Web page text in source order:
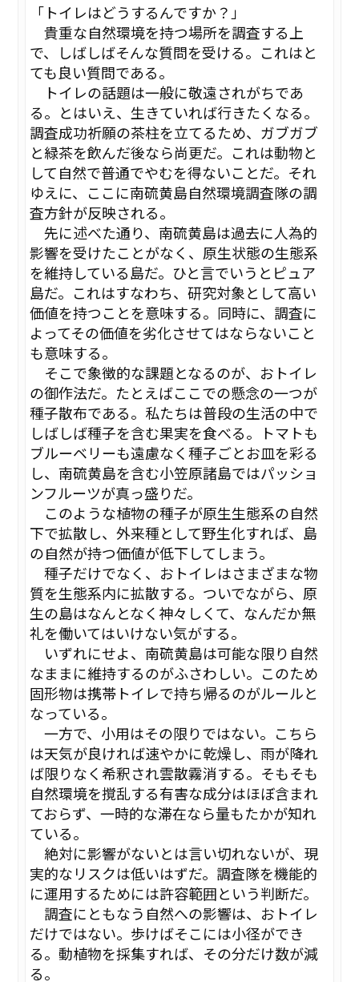
「トイレはどうするんですか？」
貴重な自然環境を持つ場所を調査する上
で、しばしばそんな質問を受ける。これはと
ても良い質問である。
トイレの話題は一般に敬遠されがちであ
る。とはいえ、生きていれば行きたくなる。
調査成功祈願の茶柱を立てるため、ガブガブ
と緑茶を飲んだ後なら尚更だ。これは動物と
して自然で普通でやむを得ないことだ。それ
ゆえに、ここに南硫黄島自然環境調査隊の調
査方針が反映される。
先に述べた通り、南硫黄島は過去に人為的
影響を受けたことがなく、原生状態の生態系
を維持している島だ。ひと言でいうとピュア
島だ。これはすなわち、研究対象として高い
価値を持つことを意味する。同時に、調査に
よってその価値を劣化させてはならないこと
も意味する。
そこで象徴的な課題となるのが、おトイレ
の御作法だ。たとえばここでの懸念の一つが
種子散布である。私たちは普段の生活の中で
しばしば種子を含む果実を食べる。トマトも
ブルーベリーも遠慮なく種子ごとお皿を彩る
し、南硫黄島を含む小笠原諸島ではパッショ
ンフルーツが真っ盛りだ。
このような植物の種子が原生生態系の自然
下で拡散し、外来種として野生化すれば、島
の自然が持つ価値が低下してしまう。
種子だけでなく、おトイレはさまざまな物
質を生態系内に拡散する。ついでながら、原
生の島はなんとなく神々しくて、なんだか無
礼を働いてはいけない気がする。
いずれにせよ、南硫黄島は可能な限り自然
なままに維持するのがふさわしい。このため
固形物は携帯トイレで持ち帰るのがルールと
なっている。
一方で、小用はその限りではない。こちら
は天気が良ければ速やかに乾燥し、雨が降れ
ば限りなく希釈され雲散霧消する。そもそも
自然環境を撹乱する有害な成分はほぼ含まれ
ておらず、一時的な滞在なら量もたかが知れ
ている。
絶対に影響がないとは言い切れないが、現
実的なリスクは低いはずだ。調査隊を機能的
に運用するためには許容範囲という判断だ。
調査にともなう自然への影響は、おトイレ
だけではない。歩けばそこには小径ができ
る。動植物を採集すれば、その分だけ数が減
る。